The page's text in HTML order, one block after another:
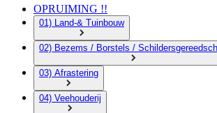
OPRUIMING !!
01) Land-& Tuinbouw
02) Bezems / Borstels /
03) Afrastering
04) Veehouderij